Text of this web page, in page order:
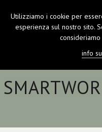
Utilizziamo i cookie per
esperienza sul nostro sito.
info